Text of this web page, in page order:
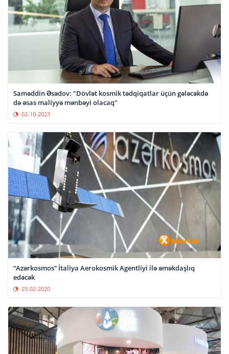
Saməddin Əsədov: "Dövlət kosmik tədqiqatlar üçün gələcəkdə
də əsas maliyyə mənbəyi olacaq"
02-10-2023
“Azərkosmos” İtaliya Aerokosmik Agentliyi ilə əməkdaşlıq
edəcək
25-02-2020